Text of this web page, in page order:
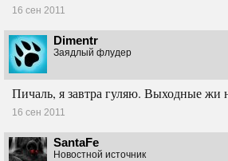
16 сен 2011
Dimentr
Заядлый флудер
Пичаль, я завтра гуляю. Выходные жи
16 сен 2011
SantaFe
Новостной источник